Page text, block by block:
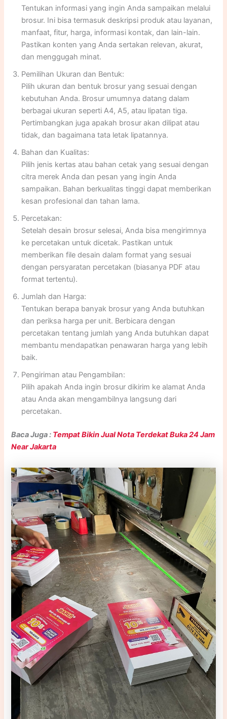
Tentukan informasi yang ingin Anda sampaikan melalui
brosur. Ini bisa termasuk deskripsi produk atau layanan,
manfaat, fitur, harga, informasi kontak, dan lain-lain.
Pastikan konten yang Anda sertakan relevan, akurat,
dan menggugah minat.
Pemilihan Ukuran dan Bentuk:
Pilih ukuran dan bentuk brosur yang sesuai dengan
kebutuhan Anda. Brosur umumnya datang dalam
berbagai ukuran seperti A4, A5, atau lipatan tiga.
Pertimbangkan juga apakah brosur akan dilipat atau
tidak, dan bagaimana tata letak lipatannya.
Bahan dan Kualitas:
Pilih jenis kertas atau bahan cetak yang sesuai dengan
citra merek Anda dan pesan yang ingin Anda
sampaikan. Bahan berkualitas tinggi dapat memberikan
kesan profesional dan tahan lama.
Percetakan:
Setelah desain brosur selesai, Anda bisa mengirimnya
ke percetakan untuk dicetak. Pastikan untuk
memberikan file desain dalam format yang sesuai
dengan persyaratan percetakan (biasanya PDF atau
format tertentu).
Jumlah dan Harga:
Tentukan berapa banyak brosur yang Anda butuhkan
dan periksa harga per unit. Berbicara dengan
percetakan tentang jumlah yang Anda butuhkan dapat
membantu mendapatkan penawaran harga yang lebih
baik.
Pengiriman atau Pengambilan:
Pilih apakah Anda ingin brosur dikirim ke alamat Anda
atau Anda akan mengambilnya langsung dari
percetakan.
Baca Juga : Tempat Bikin Jual Nota Terdekat Buka 24 Jam
Near Jakarta